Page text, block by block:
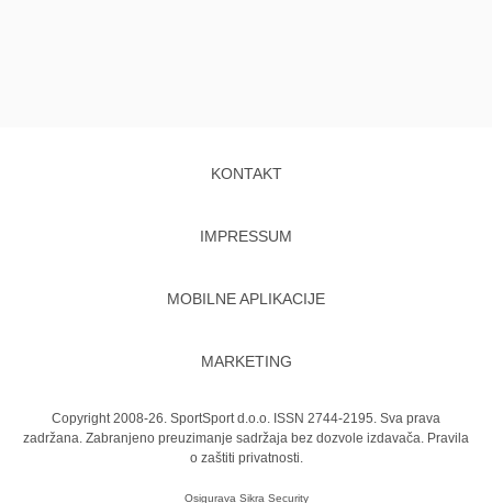
KONTAKT
IMPRESSUM
MOBILNE APLIKACIJE
MARKETING
Copyright 2008-26. SportSport d.o.o. ISSN 2744-2195. Sva prava
zadržana. Zabranjeno preuzimanje sadržaja bez dozvole izdavača. Pravila
o zaštiti privatnosti.
Osigurava Sikra Security